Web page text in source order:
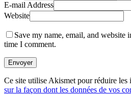
E-mail Address
Website
Save my name, email, and website
time I comment.
Envoyer
Ce site utilise Akismet pour réduire les
sur la façon dont les données de vos